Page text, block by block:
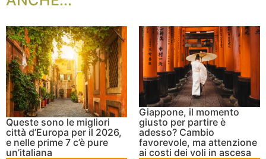
Queste sono le migliori
città d’Europa per il 2026,
e nelle prime 7 c’è pure
un’italiana
Giappone, il momento
giusto per partire è
adesso? Cambio
favorevole, ma attenzione
ai costi dei voli in ascesa